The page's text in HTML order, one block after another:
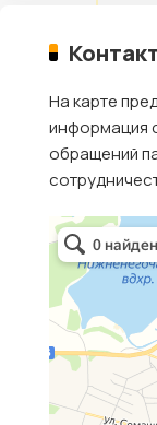
На карте
информация
обращений